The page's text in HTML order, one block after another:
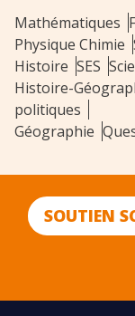
Mathématiques
Physique Chimie
Histoire SES
Histoire-
politiques
Géographie
SOUTIEN